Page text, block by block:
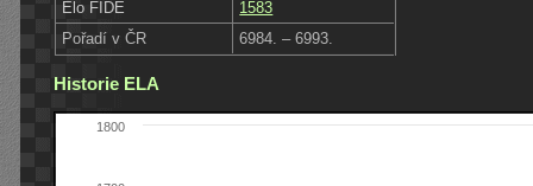
Elo FIDE
1583
Pořadí v ČR
6984. – 6993.
Historie ELA
1800